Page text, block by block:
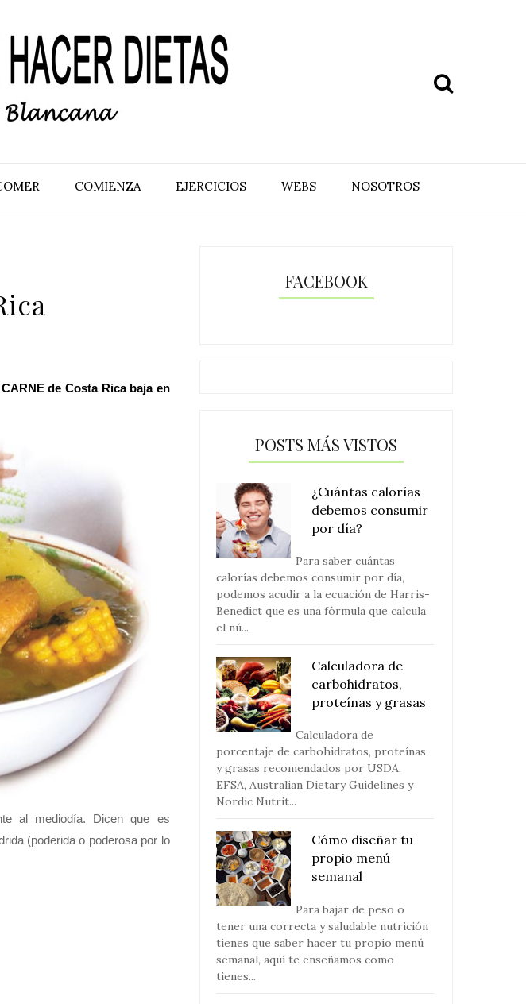
COMIENZA EJERCICIOS WEBS NOSOTROS
de Costa Rica baja en
al mediodía. Dicen que es
(poderida o poderosa por lo
FACEBOOK
POSTS MÁS VISTOS
¿Cuántas calorías
debemos consumir
por día?
Para saber cuántas
calorías debemos consumir por día,
podemos acudir a la ecuación de Harris-
Benedict que es una fórmula que calcula
el nú...
Calculadora de
carbohidratos,
proteínas y grasas
Calculadora de
porcentaje de carbohidratos, proteínas
y grasas recomendados por USDA,
EFSA, Australian Dietary Guidelines y
Nordic Nutrit...
Cómo diseñar tu
propio menú
semanal
Para bajar de peso o
tener una correcta y saludable nutrición
tienes que saber hacer tu propio menú
semanal, aquí te enseñamos como
tienes...